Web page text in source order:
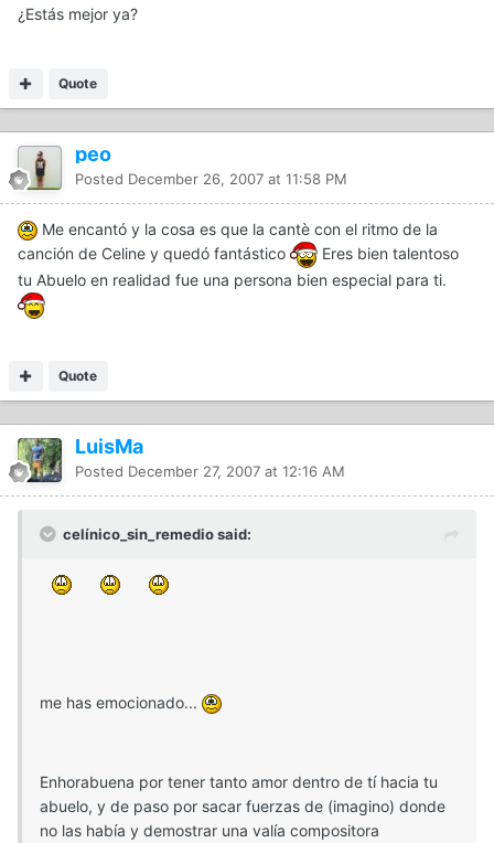
¿Estás mejor ya?
Quote
peo
Posted December 26, 2007 at 11:58 PM
Me encantó y la cosa es que la cantè con el ritmo de la
canción de Celine y quedó fantástico
Eres bien talentoso
tu Abuelo en realidad fue una persona bien especial para ti.
Quote
LuisMa
Posted December 27, 2007 at 12:16 AM
celínico_sin_remedio said:
me has emocionado...
Enhorabuena por tener tanto amor dentro de tí hacia tu
abuelo, y de paso por sacar fuerzas de (imagino) donde
no las había y demostrar una valía compositora